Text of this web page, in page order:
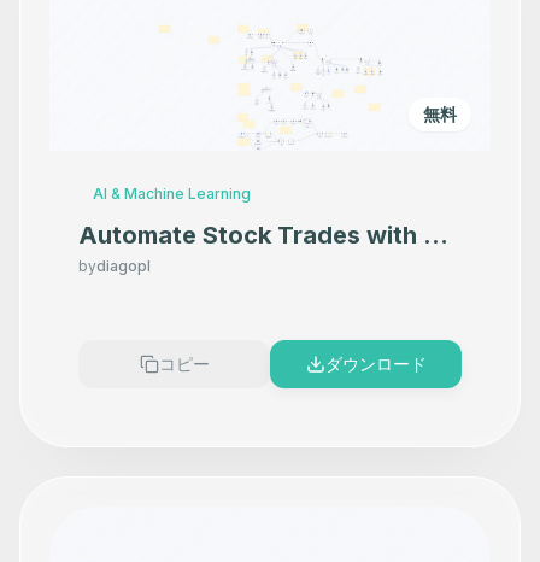
無料
AI & Machine Learning
Automate Stock Trades with AI-
Driven Technical Analysis &
bydiagopl
コピー ダウンロード